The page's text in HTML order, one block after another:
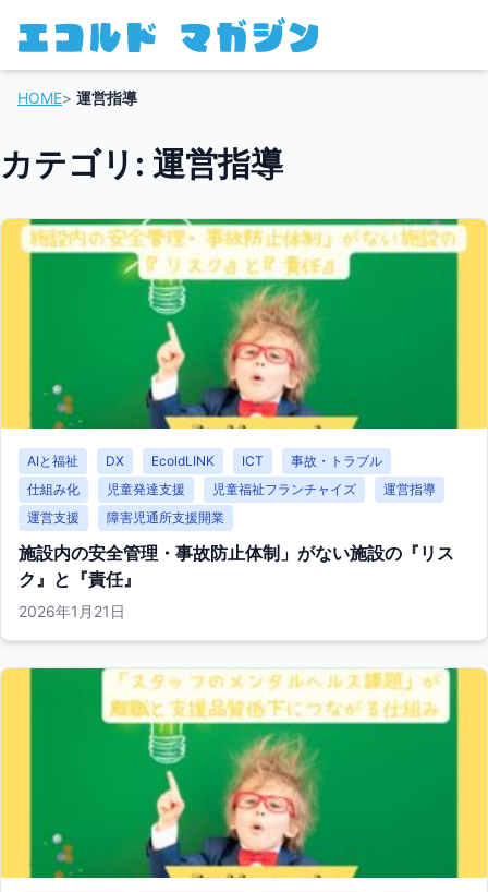
HOME> 運営指導
カテゴリ: 運営指導
AIと福祉 DX EcoldLINK ICT
事故・トラブル
仕組み化
児童発達支援 児童福祉フランチャイズ
運営指導
運営支援
障害児通所支援開業
施設内の安全管理・事故防止体制」がない施設の『リス
ク』と『責任』
2026年1月21日